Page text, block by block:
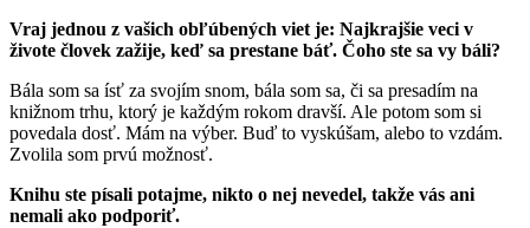
Vraj jednou z vašich obľúbených viet je: Najkrajšie veci v
živote človek zažije, keď sa prestane báť. Čoho ste sa vy báli?
Bála som sa ísť za svojím snom, bála som sa, či sa presadím na
knižnom trhu, ktorý je každým rokom dravší. Ale potom som si
povedala dosť. Mám na výber. Buď to vyskúšam, alebo to vzdám.
Zvolila som prvú možnosť.
Knihu ste písali potajme, nikto o nej nevedel, takže vás ani
nemali ako podporiť.